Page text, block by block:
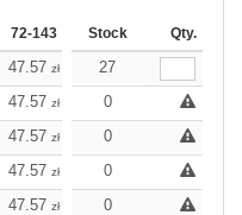
72-143 144-287 288 +
Stock Qty.
47.57 zł 47.12
27
47.57 zł 47.12 47.12zł
0
47.57 zł 47.12 47.12zł
0
47.57 zł 47.12 47.12zł
0
47.57 zł 47.12 47.12zł
0